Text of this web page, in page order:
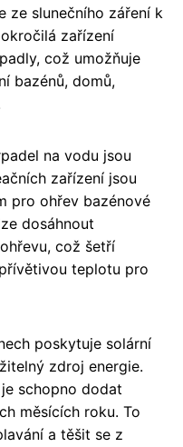
ze slunečního záření k
zařízení
což umožňuje
bazénů, domů,
na vodu jsou
zařízení jsou
pro ohřev bazénové
dosáhnout
což šetří
teplotu pro
poskytuje solární
zdroj energie.
schopno dodat
měsících roku. To
a těšit se z